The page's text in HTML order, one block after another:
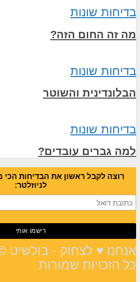
בדיחות שונות
מה זה החום הזה?
בדיחות שונות
הבלונדינית והשוטר
בדיחות שונות
למה גברים עובדים?
רוצה לקבל ראשון את הבדיחות
לניוזלטר:
כל הזכויות שמורות